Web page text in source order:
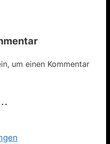
um einen Kommentar